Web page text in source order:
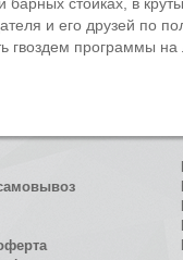
и его друзей по
гвоздем программы